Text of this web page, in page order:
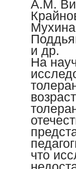
A.M.
и др.
На
что